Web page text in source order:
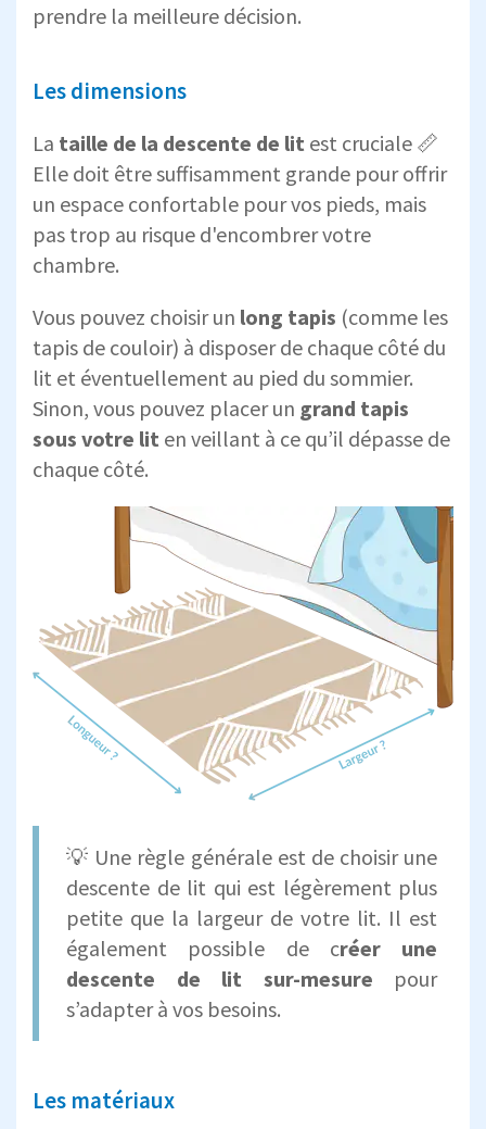
prendre la meilleure décision.
Les dimensions
La taille de la descente de lit est cruciale 📏
Elle doit être suffisamment grande pour offrir
un espace confortable pour vos pieds, mais
pas trop au risque d'encombrer votre
chambre.
Vous pouvez choisir un long tapis (comme les
tapis de couloir) à disposer de chaque côté du
lit et éventuellement au pied du sommier.
Sinon, vous pouvez placer un grand tapis
sous votre lit en veillant à ce qu’il dépasse de
chaque côté.
💡 Une règle générale est de choisir une
descente de lit qui est légèrement plus
petite que la largeur de votre lit. Il est
également possible de créer une
descente de lit sur-mesure pour
s’adapter à vos besoins.
Les matériaux